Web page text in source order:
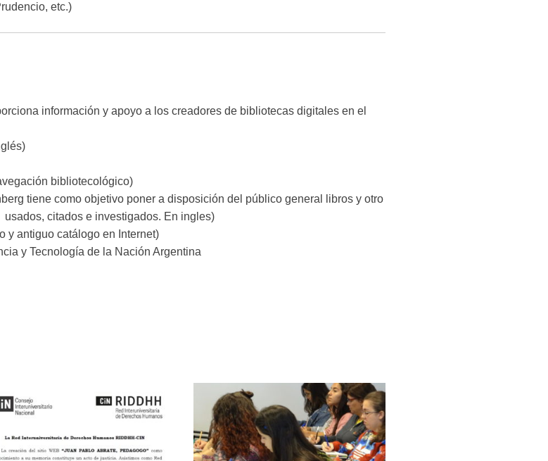
etc.)
información y apoyo a los creadores de bibliotecas digitales en el
bibliotecológico)
tiene como objetivo poner a disposición del público general libros y otro
citados e investigados. En ingles)
y antiguo catálogo en Internet)
y Tecnología de la Nación Argentina